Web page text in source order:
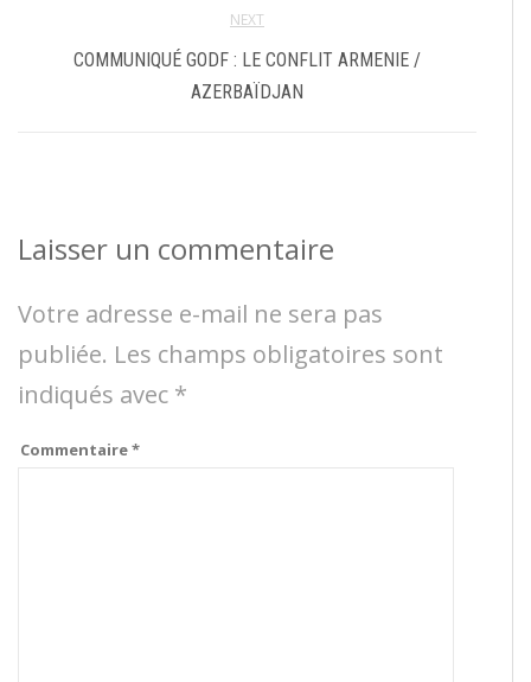
NEXT
COMMUNIQUÉ GODF : LE CONFLIT ARMENIE /
AZERBAÏDJAN
Laisser un commentaire
Votre adresse e-mail ne sera pas
publiée. Les champs obligatoires sont
indiqués avec *
Commentaire*